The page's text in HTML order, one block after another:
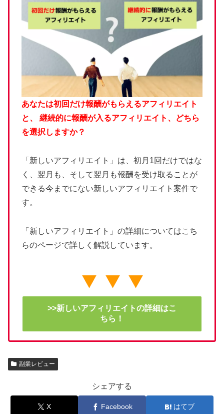
あなたは初回だけ報酬がもらえるアフィリエイト
と、
継続的に報酬が入るアフィリエイト、どちら
を選択しますか？
「新しいアフィリエイト」は、初月1回だけではな
く、翌月も、そして翌月も報酬を受け取ることが
できる今までにない新しいアフィリエイト案件で
す。
「新しいアフィリエイト」の詳細についてはこち
らのページで詳しく解説しています。
>>新しいアフィリエイトの詳細はこ
ちら！
副業レビュー
シェアする
X Facebook はてブ